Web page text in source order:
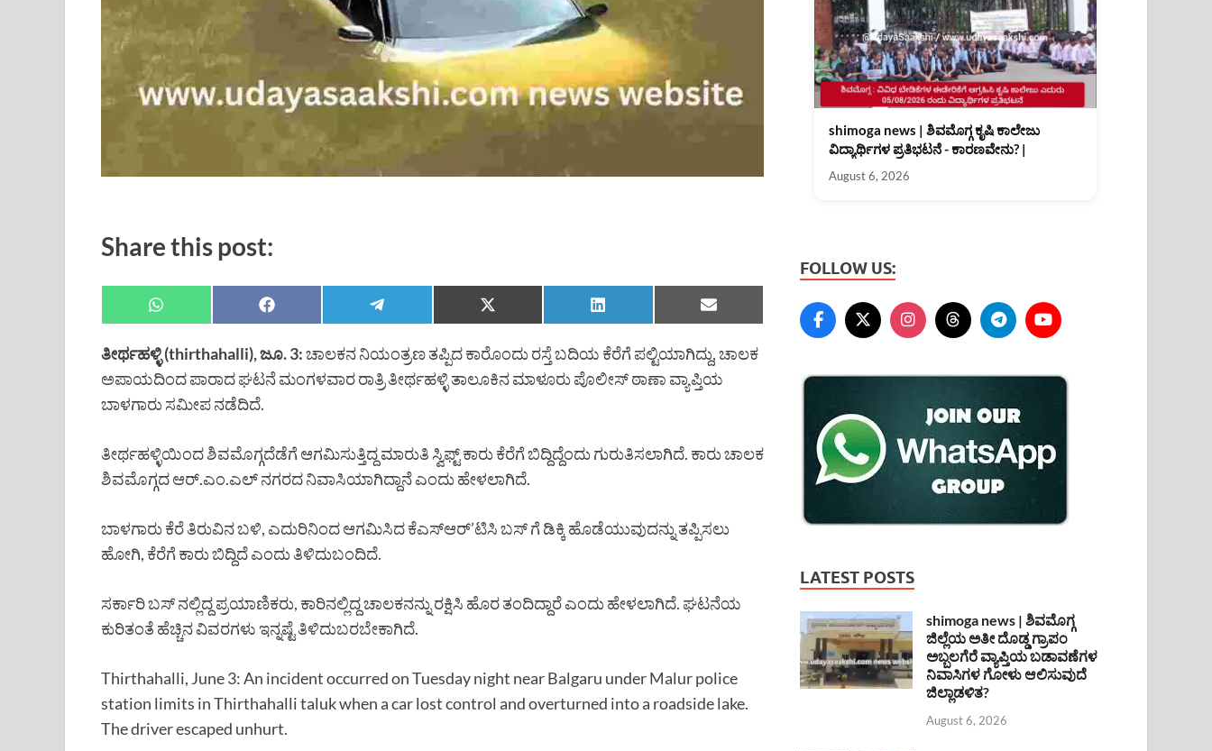
Share this post:
ತೀರ್ಥಹಳ್ಳಿ (thirthahalli), ಜೂ. 3:ಚಾಲಕನ ನಿಯಂತ್ರಣ ತಪ್ಪಿದ ಕಾರೊಂದು ರಸ್ತೆ ಬದಿಯ ಕೆರೆಗೆ ಪಲ್ಟಿಯಾಗಿದ್ದು, ಚಾಲಕ
ಅಪಾಯದಿಂದ ಪಾರಾದ ಘಟನೆ ಮಂಗಳವಾರ ರಾತ್ರಿ ತೀರ್ಥಹಳ್ಳಿ ತಾಲೂಕಿನ ಮಾಳೂರು ಪೊಲೀಸ್ ಠಾಣಾ ವ್ಯಾಪ್ತಿಯ
ಬಾಳಗಾರು ಸಮೀಪ ನಡೆದಿದೆ.
ತೀರ್ಥಹಳ್ಳಿಯಿಂದ ಶಿವಮೊಗ್ಗದೆಡೆಗೆ ಆಗಮಿಸುತ್ತಿದ್ದ ಮಾರುತಿ ಸ್ವಿಫ್ಟ್ ಕಾರು ಕೆರೆಗೆ ಬಿದ್ದಿದ್ದೆಂದು ಗುರುತಿಸಲಾಗಿದೆ. ಕಾರು ಚಾಲಕ
ಶಿವಮೊಗ್ಗದ ಆರ್.ಎಂ.ಎಲ್ ನಗರದ ನಿವಾಸಿಯಾಗಿದ್ದಾನೆ ಎಂದು ಹೇಳಲಾಗಿದೆ.
ಬಾಳಗಾರು ಕೆರೆ ತಿರುವಿನ ಬಳಿ, ಎದುರಿನಿಂದ ಆಗಮಿಸಿದ ಕೆಎಸ್ಆರ್’ಟಿಸಿ ಬಸ್ ಗೆ ಡಿಕ್ಕಿ ಹೊಡೆಯುವುದನ್ನು ತಪ್ಪಿಸಲು
ಹೋಗಿ, ಕೆರೆಗೆ ಕಾರು ಬಿದ್ದಿದೆ ಎಂದು ತಿಳಿದುಬಂದಿದೆ.
ಸರ್ಕಾರಿ ಬಸ್ ನಲ್ಲಿದ್ದ ಪ್ರಯಾಣಿಕರು, ಕಾರಿನಲ್ಲಿದ್ದ ಚಾಲಕನನ್ನು ರಕ್ಷಿಸಿ ಹೊರ ತಂದಿದ್ದಾರೆ ಎಂದು ಹೇಳಲಾಗಿದೆ. ಘಟನೆಯ
ಕುರಿತಂತೆ ಹೆಚ್ಚಿನ ವಿವರಗಳು ಇನ್ನಷ್ಟೆ ತಿಳಿದುಬರಬೇಕಾಗಿದೆ.
Thirthahalli, June 3: An incident occurred on Tuesday night near Balgaru under Malur police
station limits in Thirthahalli taluk when a car lost control and overturned into a roadside lake.
The driver escaped unhurt.
shimoga news | ಶಿವಮೊಗ್ಗ ಕೃಷಿ ಕಾಲೇಜು
ವಿದ್ಯಾರ್ಥಿಗಳ ಪ್ರತಿಭಟನೆ - ಕಾರಣವೇನು? |
August 6, 2026
FOLLOW US:
LATEST POSTS
shimoga news | ಶಿವಮೊಗ್ಗ
ಜಿಲ್ಲೆಯ ಅತೀ ದೊಡ್ಡ ಗ್ರಾಪಂ
ಅಬ್ಬಲಗೆರೆ ವ್ಯಾಪ್ತಿಯ ಬಡಾವಣೆಗಳ
ನಿವಾಸಿಗಳ ಗೋಳು ಆಲಿಸುವುದೆ
ಜಿಲ್ಲಾಡಳಿತ?
August 6, 2026